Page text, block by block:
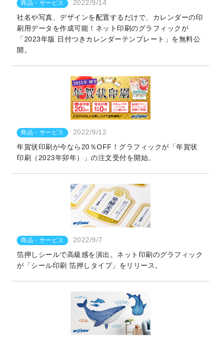
商品・サービス
2022/9/14
社名や写真、デザインを配置するだけで、カレンダーの印
刷用データを作成可能！ネット印刷のグラフィックが
「2023年版 日付つきカレンダーテンプレート」を無料公
開。
商品・サービス
2022/9/12
年賀状印刷が今なら20％OFF！グラフィックが「年賀状
印刷（2023年卯年）」の注文受付を開始。
商品・サービス
2022/9/7
箔押しシールで高級感を演出。ネット印刷のグラフィック
が「シール印刷 箔押しタイプ」をリリース。